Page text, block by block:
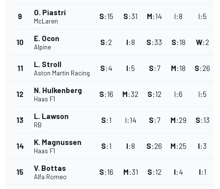
9 O. Piastri
McLaren
S:15 S:31 M:14 I:8 I:5
10 E. Ocon
Alpine
S:2 I:8 S:33 S:18 W:2
11 L. Stroll
Aston Martin Racing
S:4 I:5 S:7 M:18 S:26
12 N. Hulkenberg
Haas F1
S:16 M:32 S:12 I:6 I:5
13 L. Lawson
RB
S:1 I:14 S:7 M:29 S:13
14 K. Magnussen
Haas F1
S:1 I:8 S:26 M:25 I:3
15 V. Bottas
Alfa Romeo
S:16 M:31 S:12 I:4 I:1